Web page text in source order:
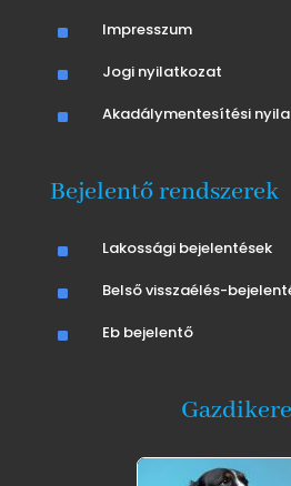
^ Impresszum
^ Jogi nyilatkozat
^ Akadálymentesítési
Bejelentő rendszerek
^ Lakossági bejelentések
^ Belső visszaélés-
^ Eb bejelentő